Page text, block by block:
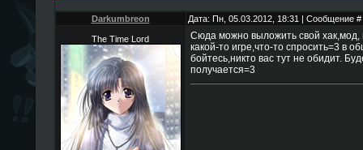
Darkumbreon Дата: Пн, 05.03.2012, 18:31 | Сообщение #
The Time Lord
Сюда можно выложить свой хак,мод,
какой-то игре,что-то спросить=3 в
бойтесь,никто вас тут не обидит.
получается=3